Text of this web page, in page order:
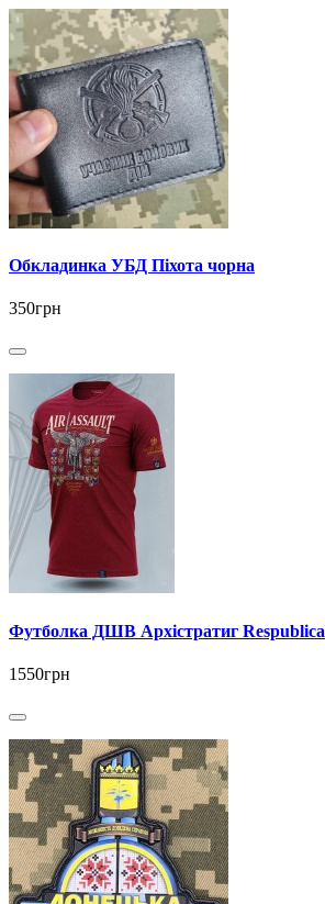
Обкладинка УБД Піхота чорна
350грн
Футболка ДШВ Архістратиг Respublica
1550грн